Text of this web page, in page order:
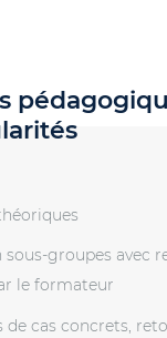
sous-groupes avec
le formateur
de cas concrets,